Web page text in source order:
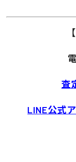
査
LINE公式